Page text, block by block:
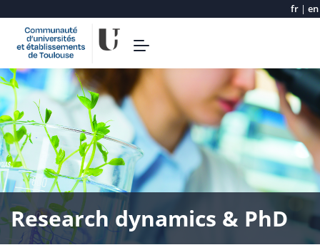
Aller
contenu
principal
fr | en
Toggle
Research dynamics & PhD